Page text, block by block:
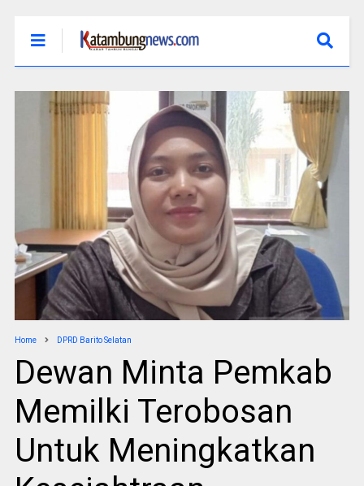
Home DPRD Barito Selatan
Dewan Minta Pemkab
Memilki Terobosan
Untuk Meningkatkan